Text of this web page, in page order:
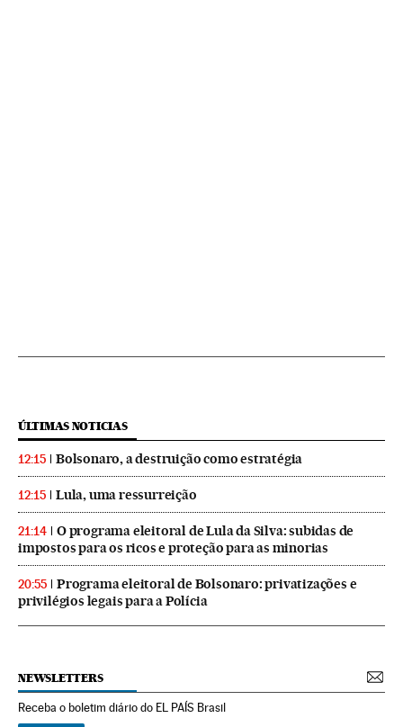
ÚLTIMAS NOTICIAS
12:15 Bolsonaro, a destruição como estratégia
12:15 Lula, uma ressurreição
21:14
O programa eleitoral de Lula da Silva: subidas de
impostos para os ricos e proteção para as minorias
20:55
Programa eleitoral de Bolsonaro: privatizações e
privilégios legais para a Polícia
NEWSLETTERS
Receba o boletim diário do EL PAÍS Brasil